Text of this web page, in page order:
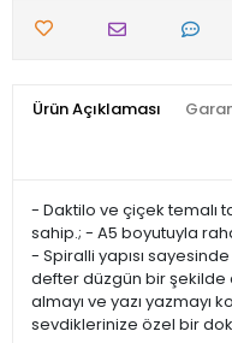
Ürün Açıklaması
- Daktilo ve çiçek temalı
sahip.; - A5 boyutuyla
- Spiralli yapısı
defter düzgün bir şekilde
almayı ve yazı yazmayı
sevdiklerinize özel bir